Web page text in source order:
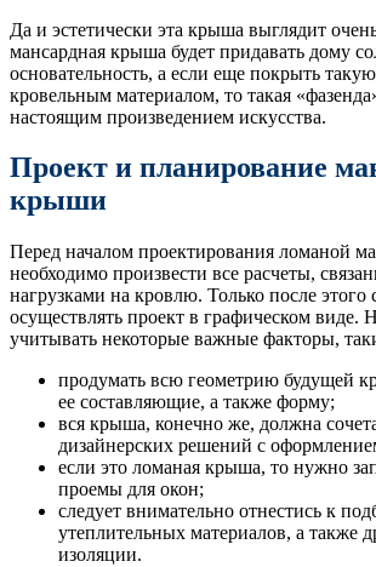
Да и эстетически эта крыша выглядит
мансардная крыша будет придавать дому
основательность, а если еще покрыть
кровельным материалом, то такая
настоящим произведением искусства.
Проект и планирование
крыши
Перед началом проектирования ломаной
необходимо произвести все расчеты,
нагрузками на кровлю. Только после этого
осуществлять проект в графическом виде.
учитывать некоторые важные факторы,
продумать всю геометрию будущей
ее составляющие, а также форму;
вся крыша, конечно же, должна
дизайнерских решений с
если это ломаная крыша, то нужно
проемы для окон;
следует внимательно отнестись к
утеплительных материалов, а также
изоляции.